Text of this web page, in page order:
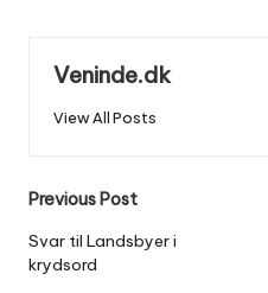
Veninde.dk
View All Posts
Post
navigation
Previous Post
Svar til Landsbyer i
krydsord